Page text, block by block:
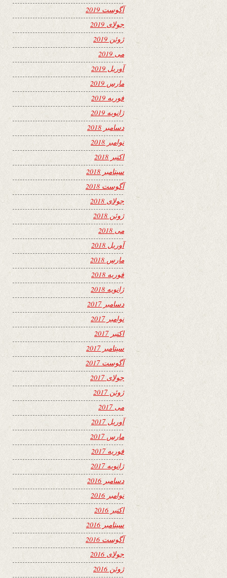
آگوست 2019
جولای 2019
ژوئن 2019
می 2019
آوریل 2019
مارس 2019
فوریه 2019
ژانویه 2019
دسامبر 2018
نوامبر 2018
اکتبر 2018
سپتامبر 2018
آگوست 2018
جولای 2018
ژوئن 2018
می 2018
آوریل 2018
مارس 2018
فوریه 2018
ژانویه 2018
دسامبر 2017
نوامبر 2017
اکتبر 2017
سپتامبر 2017
آگوست 2017
جولای 2017
ژوئن 2017
می 2017
آوریل 2017
مارس 2017
فوریه 2017
ژانویه 2017
دسامبر 2016
نوامبر 2016
اکتبر 2016
سپتامبر 2016
آگوست 2016
جولای 2016
ژوئن 2016